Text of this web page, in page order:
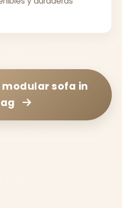
modular sofa in